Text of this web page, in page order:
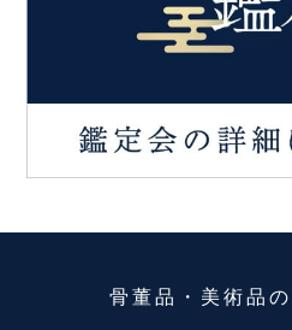
骨董品・美術品の